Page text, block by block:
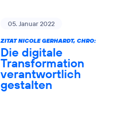
05. Januar 2022
ZITAT NICOLE GERHARDT, CHRO:
Die digitale
Transformation
verantwortlich
gestalten